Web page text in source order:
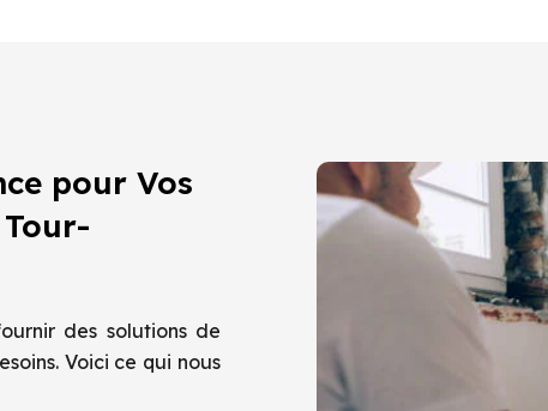
pour Vos
des solutions de
Voici ce qui nous